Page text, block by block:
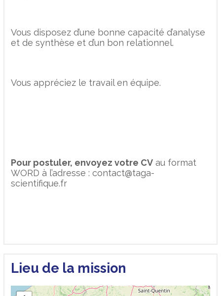
Vous disposez d’une bonne capacité d’analyse
et de synthèse et d’un bon relationnel.
Vous appréciez le travail en équipe.
Pour postuler, envoyez votre CV au format
WORD à l’adresse : contact@taga-
scientifique.fr
Lieu de la mission